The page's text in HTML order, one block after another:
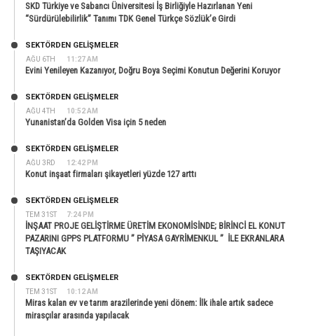
SKD Türkiye ve Sabancı Üniversitesi İş Birliğiyle Hazırlanan Yeni
“Sürdürülebilirlik” Tanımı TDK Genel Türkçe Sözlük’e Girdi
AĞU 6TH 11:27 AM
SEKTÖRDEN GELIŞMELER
Evini Yenileyen Kazanıyor, Doğru Boya Seçimi Konutun Değerini Koruyor
AĞU 4TH 10:52 AM
SEKTÖRDEN GELIŞMELER
Yunanistan’da Golden Visa için 5 neden
AĞU 3RD 12:42 PM
SEKTÖRDEN GELIŞMELER
Konut inşaat firmaları şikayetleri yüzde 127 arttı
TEM 31ST 7:24 PM
SEKTÖRDEN GELIŞMELER
İNŞAAT PROJE GELİŞTİRME ÜRETİM EKONOMİSİNDE; BİRİNCİ EL KONUT
PAZARINI GPPS PLATFORMU ” PİYASA GAYRİMENKUL ” İLE EKRANLARA
TAŞIYACAK
TEM 31ST 10:12 AM
SEKTÖRDEN GELIŞMELER
Miras kalan ev ve tarım arazilerinde yeni dönem: İlk ihale artık sadece
mirasçılar arasında yapılacak